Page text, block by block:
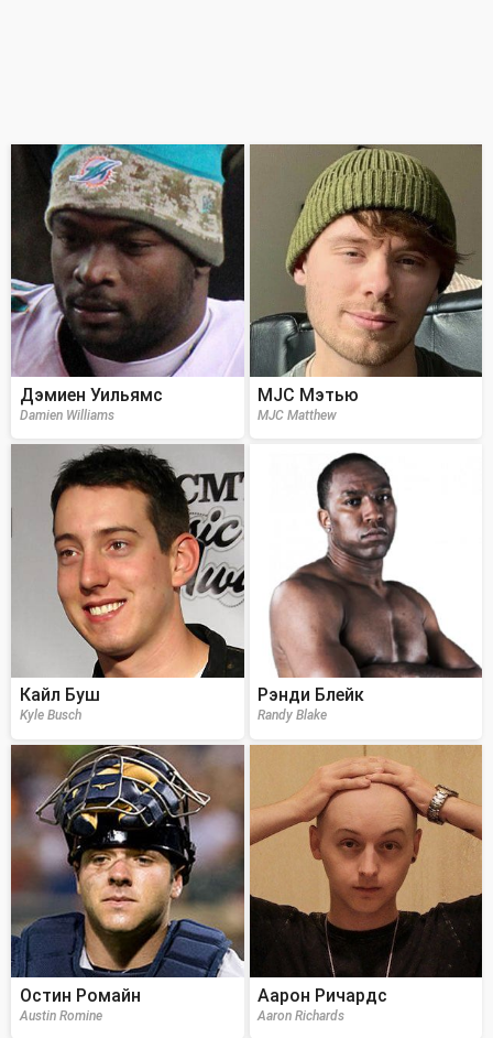
Дэмиен Уильямс
Damien Williams
MJC Мэтью
MJC Matthew
Кайл Буш
Kyle Busch
Рэнди Блейк
Randy Blake
Остин Ромайн
Austin Romine
Аарон Ричардс
Aaron Richards